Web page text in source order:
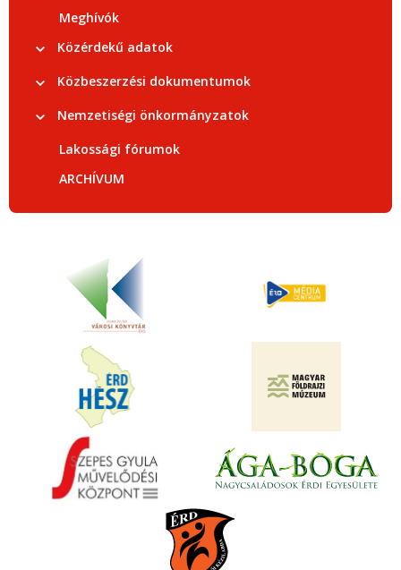
Meghívók
Közérdekű adatok
Közbeszerzési dokumentumok
Nemzetiségi önkormányzatok
Lakossági fórumok
ARCHÍVUM